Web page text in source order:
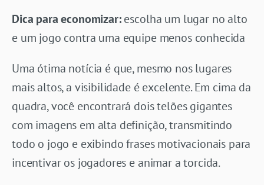
Dica para economizar:escolha um lugar no alto
e um jogo contra uma equipe menos conhecida
Uma ótima notícia é que, mesmo nos lugares
mais altos, a visibilidade é excelente. Em cima da
quadra, você encontrará dois telões gigantes
com imagens em alta definição, transmitindo
todo o jogo e exibindo frases motivacionais para
incentivar os jogadores e animar a torcida.